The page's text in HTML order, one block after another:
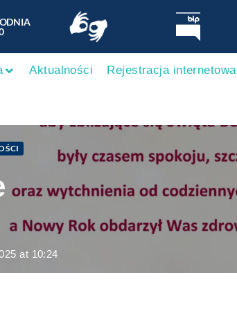
Aktualności Rejestracja internetowa
at 10:24